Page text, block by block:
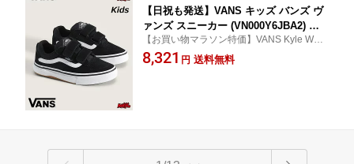
【日祝も発送】VANS キッズ バンズ ヴ
ァンズ スニーカー (VN000Y6JBA2) 子
供用 SKATE KIDS KYLE WALKER WA
FFLECUP - BLACK/WHITE スケート カ
【お買い物マラソン特価】VANS Kyle Walk
erのスタイルをキッズにも！ベルクロ仕様
でお子さまも簡単フィット！
8,321 円 送料無料